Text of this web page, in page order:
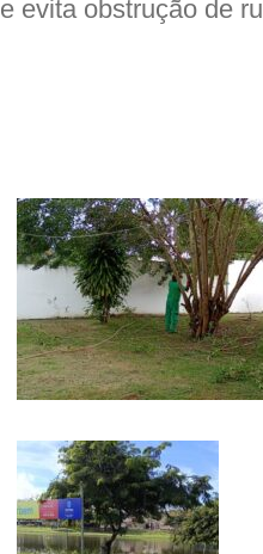
e evita obstrução de